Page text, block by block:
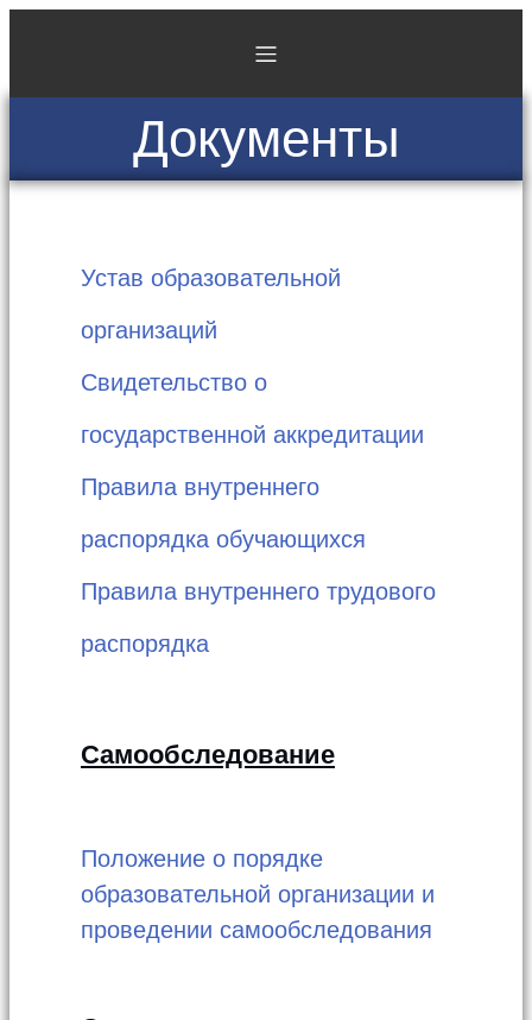
Документы
Устав образовательной
организаций
Свидетельство о
государственной аккредитации
Правила внутреннего
распорядка обучающихся
Правила внутреннего трудового
распорядка
Самообследование
Положение о порядке
образовательной организации и
проведении самообследования